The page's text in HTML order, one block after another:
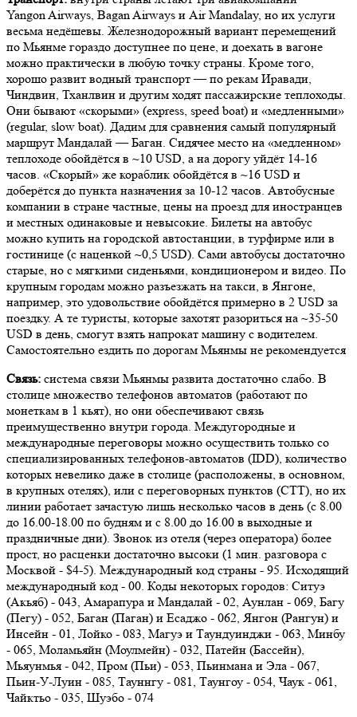
Yangon Airways, Bagan Airways и Air Mandalay, но их услуги
весьма недёшевы. Железнодорожный вариант перемещений
по Мьянме гораздо доступнее по цене, и доехать в вагоне
можно практически в любую точку страны. Кроме того,
хорошо развит водный транспорт — по рекам Иравади,
Чиндвин, Тханлвин и другим ходят пассажирские теплоходы.
Они бывают «скорыми» (express, speed boat) и «медленными»
(regular, slow boat). Дадим для сравнения самый популярный
маршрут Мандалай — Баган. Сидячее место на «медленном»
теплоходе обойдётся в ~10 USD, а на дорогу уйдёт 14-16
часов. «Скорый» же кораблик обойдётся в ~16 USD и
доберётся до пункта назначения за 10-12 часов. Автобусные
компании в стране частные, цены на проезд для иностранцев
и местных одинаковые и невысокие. Билеты на автобус
можно купить на городской автостанции, в турфирме или в
гостинице (с наценкой ~0,5 USD). Сами автобусы достаточно
старые, но с мягкими сиденьями, кондиционером и видео. По
крупным городам можно разъезжать на такси, в Янгоне,
например, это удовольствие обойдётся примерно в 2 USD за
поездку. А те туристы, которые захотят разориться на ~35-50
USD в день, смогут взять напрокат машину с водителем.
Самостоятельно ездить по дорогам Мьянмы не рекомендуется
Связь: система связи Мьянмы развита достаточно слабо. В
столице множество телефонов автоматов (работают по
монеткам в 1 кьят), но они обеспечивают связь
преимущественно внутри города. Междугородные и
международные переговоры можно осуществить только со
специализированных телефонов-автоматов (IDD), количество
которых невелико даже в столице (расположены, в основном,
в крупных отелях), или с переговорных пунктов (СТТ), но их
линии работает зачастую лишь несколько часов в день (с 8.00
до 16.00-18.00 по будням и с 8.00 до 16.00 в выходные и
праздничные дни). Звонок из отеля (через оператора) более
прост, но расценки достаточно высоки (1 мин. разговора с
Москвой - $4-5). Международный код страны - 95. Исходящий
международный код - 00. Коды некоторых городов: Ситуэ
(Акьяб) - 043, Амарапура и Мандалай - 02, Аунлан - 069, Багу
(Пегу) - 052, Баган (Паган) и Есаджо - 062, Янгон (Рангун) и
Инсейн - 01, Лойко - 083, Магуэ и Таундуинджи - 063, Минбу
- 065, Моламьяйн (Моулмейн) - 032, Патейн (Бассейн),
Мьяунмья - 042, Пром (Пьи) - 053, Пьинмана и Эла - 067,
Пьин-У-Луин - 085, Тауннгу - 081, Таунгоу - 054, Чаук - 061,
Чайктьо - 035, Шуэбо - 074